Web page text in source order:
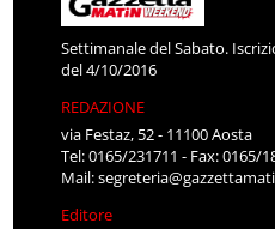
Settimanale del Sabato.
del 4/10/2016
REDAZIONE
via Festaz, 52 - 11100 Aosta
Tel: 0165/231711 - Fax: 0165/
Mail:
Editore